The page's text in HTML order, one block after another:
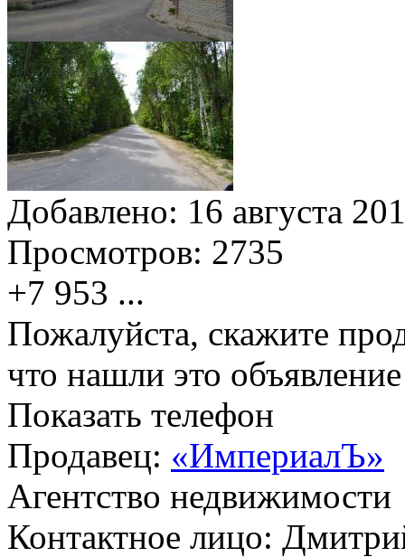
Добавлено: 16 августа
Просмотров: 2735
+7 953 ...
Пожалуйста, скажите
что нашли это
Показать телефон
Продавец: «ИмпериалЪ»
Агентство недвижимости
Контактное лицо: